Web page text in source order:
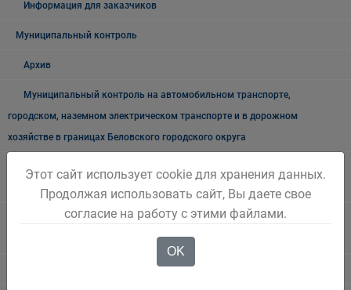
Информация для заказчиков
Муниципальный контроль
Архив
Муниципальный контроль на автомобильном транспорте,
городском, наземном электрическом транспорте и в дорожном
хозяйстве в границах Беловского городского округа
Муниципальный жилищный контроль на территории Беловского
городского округа"
Муниципальный лесной контроль на территории "Беловского
Внутренний муниципальный финансовый контроль
Этот сайт использует cookie для хранения данных.
Продолжая использовать сайт, Вы даете свое
согласие на работу с этими файлами.
OK